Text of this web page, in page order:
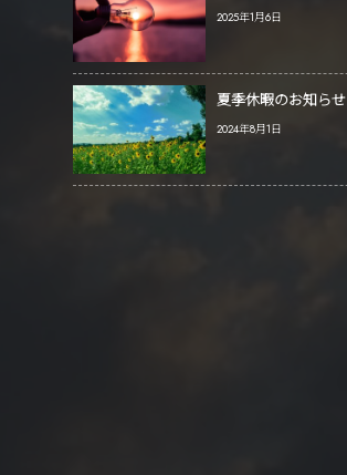
2025年1月6日
夏季休暇のお知らせ
2024年8月1日